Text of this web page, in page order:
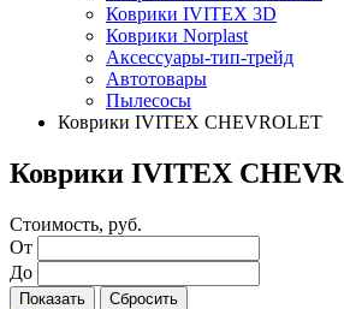
Коврики IVITEX 3D
Коврики Norplast
Аксессуары-тип-трейд
Автотовары
Пылесосы
Коврики IVITEX CHEVROLET
Коврики IVITEX
Стоимость, руб.
От
До